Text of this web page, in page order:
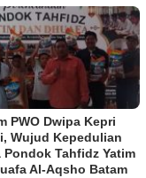
PWO Dwipa Kepri
Wujud Kepedulian
Pondok Tahfidz Yatim
Al-Aqsho Batam